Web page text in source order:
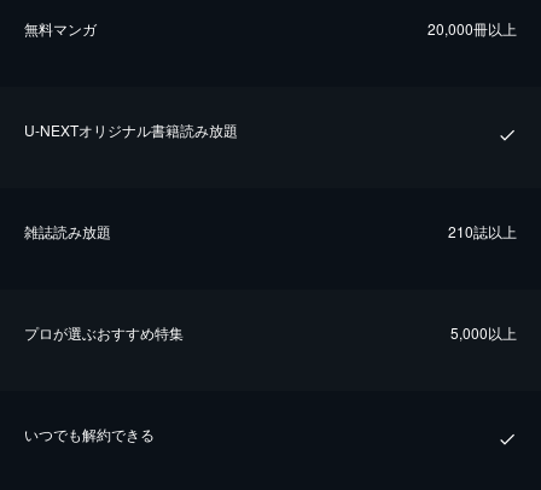
無料マンガ 20,000冊以上
U-NEXTオリジナル書籍読み放題
雑誌読み放題 210誌以上
プロが選ぶおすすめ特集 5,000以上
いつでも解約できる